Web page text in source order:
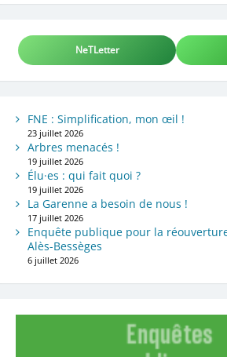
NeTLetter
FNE : Simplification, mon œil !
23 juillet 2026
Arbres menacés !
19 juillet 2026
Élu·es : qui fait quoi ?
19 juillet 2026
La Garenne a besoin de nous !
17 juillet 2026
Enquête publique pour la
Alès-Bessèges
6 juillet 2026